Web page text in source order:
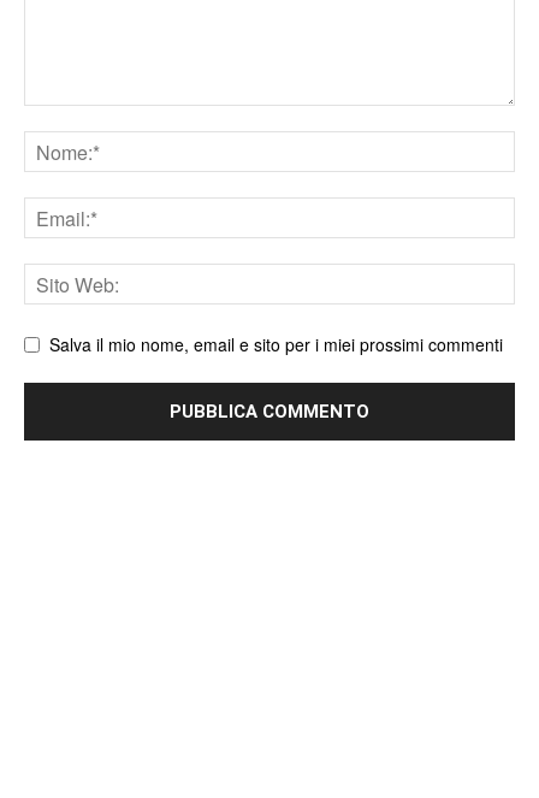
Nome
Email
Sito
web
Salva il mio nome, email e sito per i miei prossimi commenti